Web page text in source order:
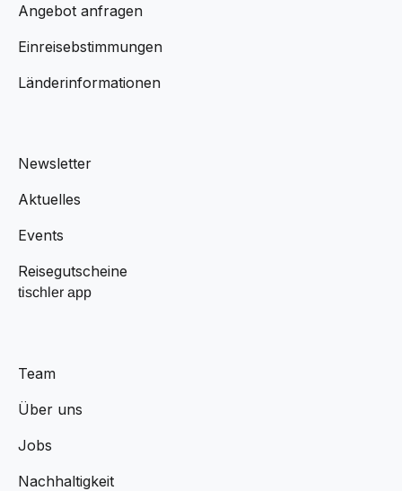
Angebot anfragen
Einreisebstimmungen
Länderinformationen
Newsletter
Aktuelles
Events
Reisegutscheine
tischler app
Team
Über uns
Jobs
Nachhaltigkeit